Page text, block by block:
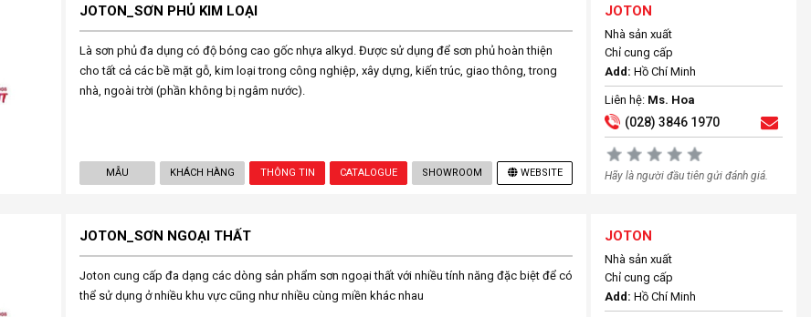
JOTON_SƠN PHỦ KIM LOẠI
Là sơn phủ đa dụng có độ bóng cao gốc nhựa alkyd. Được sử dụng để sơn phủ hoàn thiện
cho tất cả các bề mặt gỗ, kim loại trong công nghiệp, xây dựng, kiến trúc, giao thông, trong
nhà, ngoài trời (phần không bị ngâm nước).
MẪU KHÁCH HÀNG THÔNG TIN CATALOGUE SHOWROOM WEBSITE
JOTON
Nhà sản xuất
Chỉ cung cấp
Add: Hồ Chí Minh
Liên hệ: Ms. Hoa
(028) 3846 1970
Hãy là người đầu tiên gửi đánh giá.
JOTON_SƠN NGOẠI THẤT
Joton cung cấp đa dạng các dòng sản phẩm sơn ngoại thất với nhiều tính năng đặc biệt để có
thể sử dụng ở nhiều khu vực cũng như nhiều cùng miền khác nhau
JOTON
Nhà sản xuất
Chỉ cung cấp
Add: Hồ Chí Minh